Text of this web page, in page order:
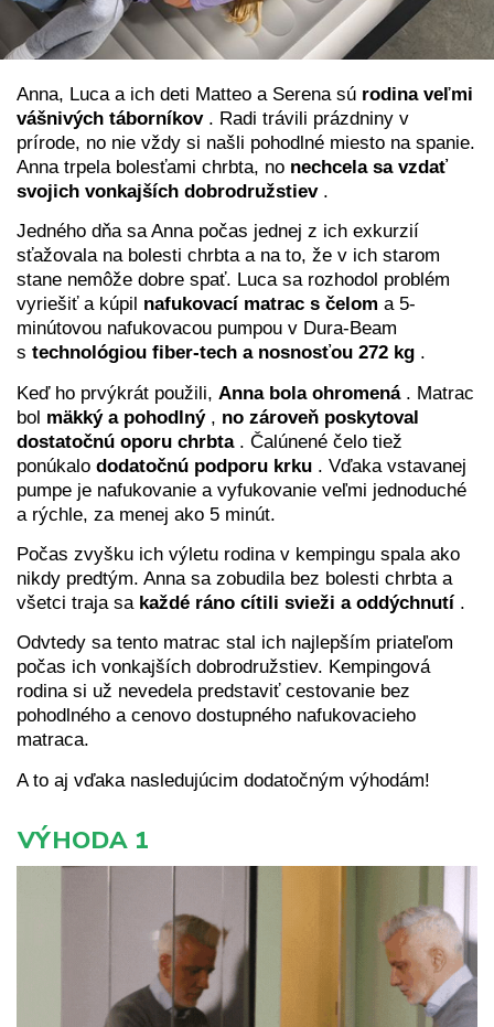
Anna, Luca a ich deti Matteo a Serena sú rodina veľmi
vášnivých táborníkov. Radi trávili prázdniny v
prírode, no nie vždy si našli pohodlné miesto na spanie.
Anna trpela bolesťami chrbta, no nechcela sa vzdať
svojich vonkajších dobrodružstiev.
Jedného dňa sa Anna počas jednej z ich exkurzií
sťažovala na bolesti chrbta a na to, že v ich starom
stane nemôže dobre spať. Luca sa rozhodol problém
vyriešiť a kúpil nafukovací matrac s čelom a 5-
minútovou nafukovacou pumpou v Dura-Beam
s technológiou fiber-tech a nosnosťou 272 kg .
Keď ho prvýkrát použili, Anna bola ohromená. Matrac
bol mäkký a pohodlný, no zároveň poskytoval
dostatočnú oporu chrbta. Čalúnené čelo tiež
ponúkalo dodatočnú podporu krku . Vďaka vstavanej
pumpe je nafukovanie a vyfukovanie veľmi jednoduché
a rýchle, za menej ako 5 minút.
Počas zvyšku ich výletu rodina v kempingu spala ako
nikdy predtým. Anna sa zobudila bez bolesti chrbta a
všetci traja sa každé ráno cítili svieži a oddýchnutí .
Odvtedy sa tento matrac stal ich najlepším priateľom
počas ich vonkajších dobrodružstiev. Kempingová
rodina si už nevedela predstaviť cestovanie bez
pohodlného a cenovo dostupného nafukovacieho
matraca.
A to aj vďaka nasledujúcim dodatočným výhodám!
VÝHODA 1